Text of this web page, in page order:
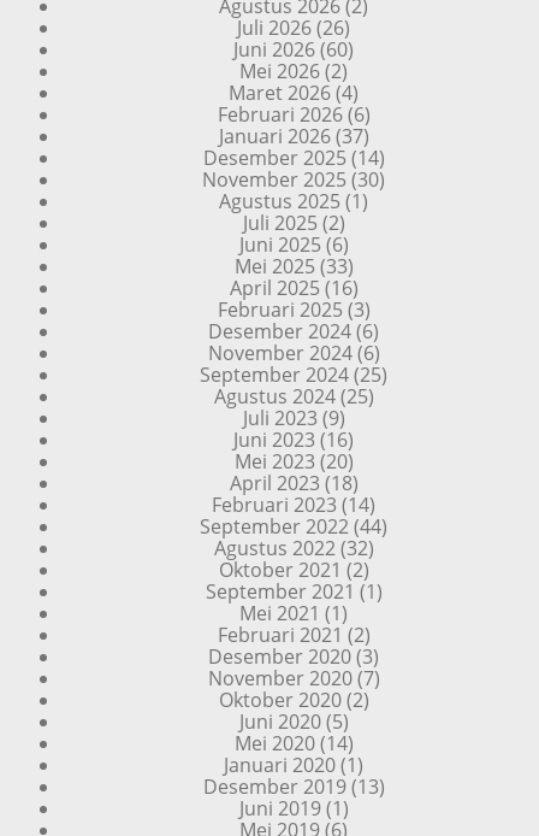
Agustus 2026(2)
Juli 2026(26)
Juni 2026(60)
Mei 2026(2)
Maret 2026(4)
Februari 2026(6)
Januari 2026(37)
Desember 2025(14)
November 2025(30)
Agustus 2025(1)
Juli 2025(2)
Juni 2025(6)
Mei 2025(33)
April 2025(16)
Februari 2025(3)
Desember 2024(6)
November 2024(6)
September 2024(25)
Agustus 2024(25)
Juli 2023 (9)
Juni 2023 (16)
Mei 2023 (20)
April 2023 (18)
Februari 2023 (14)
September 2022(44)
Agustus 2022(32)
Oktober 2021 (2)
September 2021 (1)
Mei 2021 (1)
Februari 2021 (2)
Desember 2020(3)
November 2020(7)
Oktober 2020(2)
Juni 2020(5)
Mei 2020(14)
Januari 2020(1)
Desember 2019(13)
Juni 2019(1)
Mei 2019(6)